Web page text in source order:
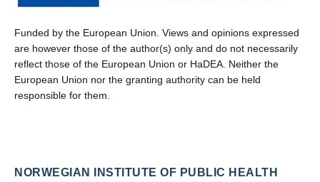
Funded by the European Union. Views and opinions expressed
are however those of the author(s) only and do not necessarily
reflect those of the European Union or HaDEA. Neither the
European Union nor the granting authority can be held
responsible for them.
NORWEGIAN INSTITUTE OF PUBLIC HEALTH